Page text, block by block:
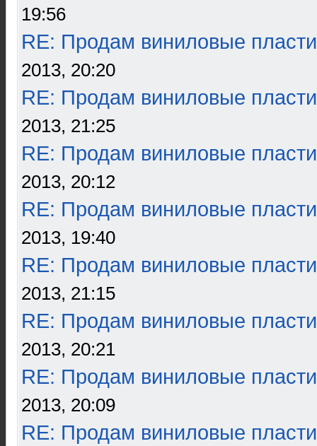
19:56
RE: Продам виниловые
2013, 20:20
RE: Продам виниловые
2013, 21:25
RE: Продам виниловые
2013, 20:12
RE: Продам виниловые
2013, 19:40
RE: Продам виниловые
2013, 21:15
RE: Продам виниловые
2013, 20:21
RE: Продам виниловые
2013, 20:09
RE: Продам виниловые